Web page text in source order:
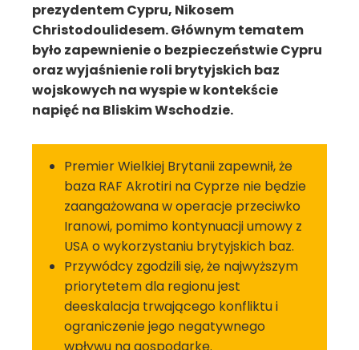
prezydentem Cypru, Nikosem
Christodoulidesem. Głównym tematem
było zapewnienie o bezpieczeństwie Cypru
oraz wyjaśnienie roli brytyjskich baz
wojskowych na wyspie w kontekście
napięć na Bliskim Wschodzie.
Premier Wielkiej Brytanii zapewnił, że
baza RAF Akrotiri na Cyprze nie będzie
zaangażowana w operacje przeciwko
Iranowi, pomimo kontynuacji umowy z
USA o wykorzystaniu brytyjskich baz.
Przywódcy zgodzili się, że najwyższym
priorytetem dla regionu jest
deeskalacja trwającego konfliktu i
ograniczenie jego negatywnego